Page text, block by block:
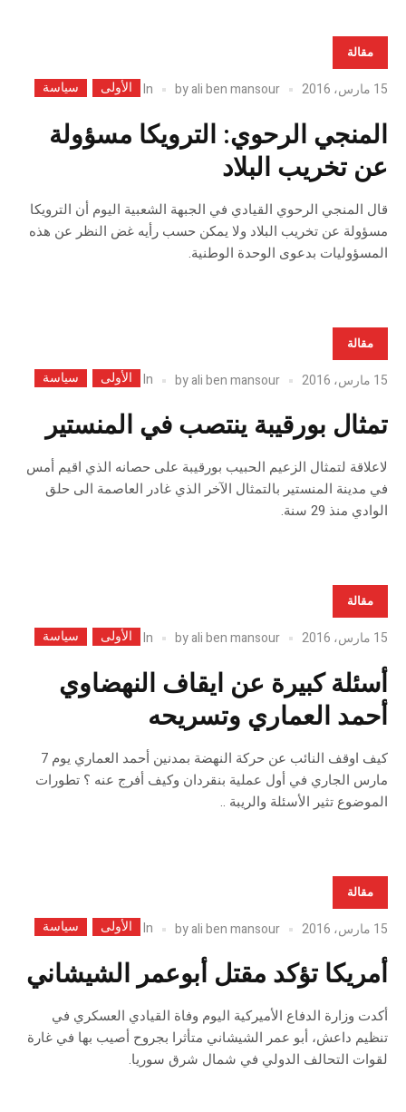
مقالة
15 مارس، 2016 byali ben mansour
In الأولى سياسة
المنجي الرحوي: الترويكا مسؤولة
عن تخريب البلاد
قال المنجي الرحوي القيادي في الجبهة الشعبية اليوم أن الترويكا
مسؤولة عن تخريب البلاد ولا يمكن حسب رأيه غض النظر عن هذه
المسؤوليات بدعوى الوحدة الوطنية.
مقالة
15 مارس، 2016 byali ben mansour
In الأولى سياسة
تمثال بورقيبة ينتصب في المنستير
لاعلاقة لتمثال الزعيم الحبيب بورقيبة على حصانه الذي اقيم أمس
في مدينة المنستير بالتمثال الآخر الذي غادر العاصمة الى حلق
الوادي منذ 29 سنة.
مقالة
15 مارس، 2016 byali ben mansour
In الأولى سياسة
أسئلة كبيرة عن ايقاف النهضاوي
أحمد العماري وتسريحه
كيف اوقف النائب عن حركة النهضة بمدنين أحمد العماري يوم 7
مارس الجاري في أول عملية بنقردان وكيف أفرج عنه ؟ تطورات
الموضوع تثير الأسئلة والريبة ..
مقالة
15 مارس، 2016 byali ben mansour
In الأولى سياسة
أمريكا تؤكد مقتل أبوعمر الشيشاني
أكدت وزارة الدفاع الأميركية اليوم وفاة القيادي العسكري في
تنظيم داعش، أبو عمر الشيشاني متأثرا بجروح أصيب بها في غارة
لقوات التحالف الدولي في شمال شرق سوريا.